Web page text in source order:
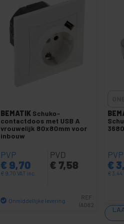
BEMATIK Schuko-
contactdoos met USB A
vrouwelijk 80x80mm voor
inbouw
PVP
€ 9,70
€ 9,70 VAT inc.
PVD
€ 7,58
Onmiddellijke levering
REF:
IA082
PVP
€
€ 3,44